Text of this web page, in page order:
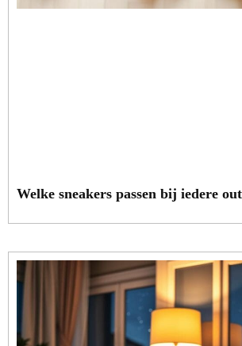
Welke sneakers passen bij iedere